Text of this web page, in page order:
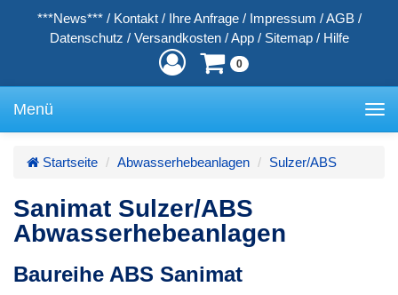
***News*** / Kontakt / Ihre Anfrage / Impressum / AGB /
Datenschutz / Versandkosten / App / Sitemap / Hilfe
0
Menü
Startseite Abwasserhebeanlagen Sulzer/ABS
Sanimat Sulzer/ABS
Abwasserhebeanlagen
Baureihe ABS Sanimat